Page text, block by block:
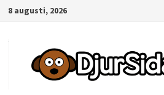
Hoppa
innehåll
8 augusti, 2026